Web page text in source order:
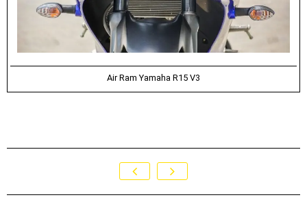
Air Ram Yamaha R15 V3